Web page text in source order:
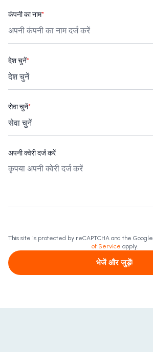
कंपनी का नाम*
देश चुनें*
सेवा चुनें*
अपनी क्वेरी दर्ज करें
This site is protected by reCAPTCHA and the Google
of Service apply.
भेजें और जुड़ें!